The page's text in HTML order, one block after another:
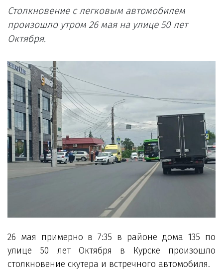
Столкновение с легковым автомобилем
произошло утром 26 мая на улице 50 лет
Октября.
26 мая примерно в 7:35 в районе дома 135 по
улице 50 лет Октября в Курске произошло
столкновение скутера и встречного автомобиля.